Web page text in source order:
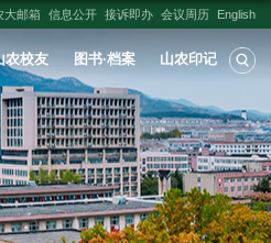
科学研究